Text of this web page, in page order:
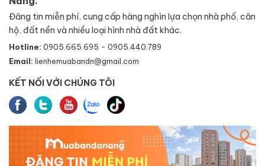
Đăng tin miễn phí, cung cấp hàng nghìn lựa chọn nhà phố, căn
hộ, đất nền và nhiều loại hình nhà đất khác.
Hotline: 0905.665.695 - 0905.440.789
Email: lienhemuabandn@gmail.com
KẾT NỐI VỚI CHÚNG TÔI